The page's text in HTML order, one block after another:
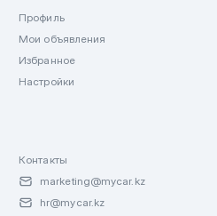
Профиль
Мои объявления
Избранное
Настройки
Контакты
marketing@mycar.kz
hr@mycar.kz